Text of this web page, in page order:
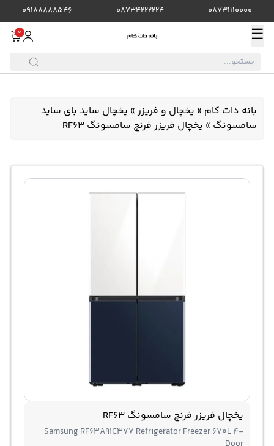
08731110000
08734222224
09188888546
☰
0
بانه دات کام » یخچال و فریزر» یخچال ساید بای ساید
سامسونگ » یخچال فریزر فرنچ سامسونگ RF63
یخچال فریزر فرنچ سامسونگ RF63
Samsung RF63A91C377 Refrigerator Freezer 670L 4-